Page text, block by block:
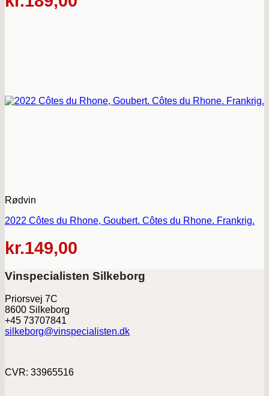
Rødvin
2022 Côtes du Rhone, Goubert. Côtes du Rhone. Frankrig.
kr.149,00
Vinspecialisten Silkeborg
Priorsvej 7C
8600 Silkeborg
+45 73707841
silkeborg@vinspecialisten.dk
CVR: 33965516